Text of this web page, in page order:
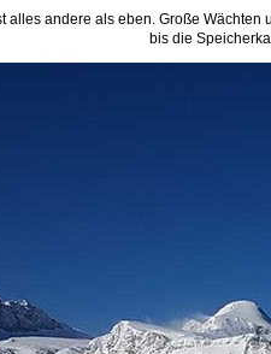
alles andere als eben. Große
bis die